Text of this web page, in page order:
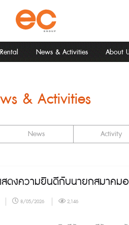
Rental News & Activities About
& Activities
News Activity
ดงความยินดีกับนายกสมาคม
8/05/2026 2,146